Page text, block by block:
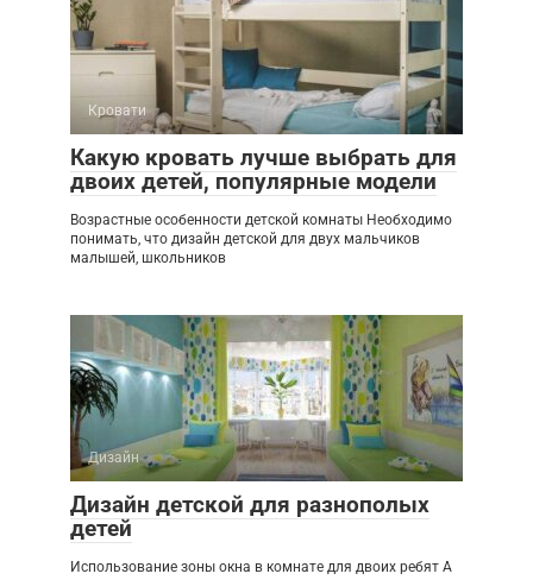
Кровати
Какую кровать лучше выбрать для
двоих детей, популярные модели
Возрастные особенности детской комнаты Необходимо
понимать, что дизайн детской для двух мальчиков
малышей, школьников
Дизайн
Дизайн детской для разнополых
детей
Использование зоны окна в комнате для двоих ребят А